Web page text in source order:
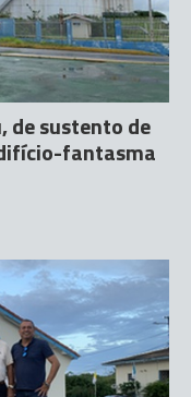
de sustento de
fantasma